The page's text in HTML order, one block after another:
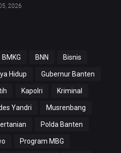
2026
BMKG BNN Bisnis
Hidup Gubernur Banten
Kapolri Kriminal
Yandri Musrenbang
Polda Banten
Program MBG